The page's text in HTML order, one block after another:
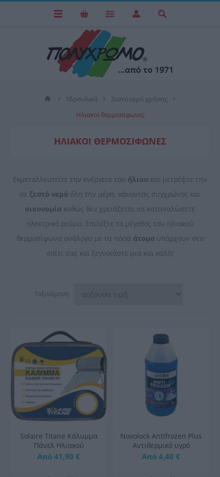
Υδραυλικά
Ζεστό νερό χρήσης
Ηλιακοί θερμοσίφωνες
ΗΛΙΑΚΟΊ ΘΕΡΜΟΣΊΦΩΝΕΣ
Εκμεταλλευτείτε την ενέργεια του ήλιου και μετρέψτε την
σε ζεστό νερό όλη την μέρα, κάνοντας συγχρώνος και
οικονομία καθώς δεν χρειάζεται να καταναλώσετε
ηλεκτρικό ρεύμα. Επιλέξτε το μέγεθος του ηλιακού
θερμοσίφωνα ανάλογα με τα πόσα άτομα υπάρχουν στο
σπίτι σας και ξεγνοιάστε μια και καλή!
Ταξινόμηση
Solaire Titane Κάλυμμα
Πάνελ Ηλιακού
Θερμοσίφωνα-Συλλέκτη
Από 41,90 €
Novolock Antifrozen Plus
Aντιθερµικό υγρό
Αντιπαγωτικό -45οC
Από 4,40 €